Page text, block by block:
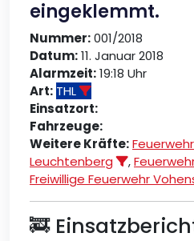
eingeklemmt.
Nummer:001/2018
Datum:11. Januar 2018
Alarmzeit:19:18 Uhr
Art: THL
Einsatzort:
Fahrzeuge:
Weitere Kräfte:
Leuchtenberg
,
Freiwillige Feuerwehr
🚒